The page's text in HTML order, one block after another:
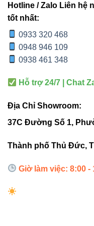
cho đúng
Đúng công suất – đúng
là gợi ý nhanh:
Phòng khách:
Văn phòng:
Showroom –
Không gian thư
Hotline / Zalo Liên hệ
tốt nhất:
0933 320 468
0948 946 109
0938 461 348
Hỗ trợ 24/7 | Chat
Địa Chỉ Showroom:
37C Đường Số 1,
Thành phố Thủ Đức,
Giờ làm việc: 8:00 -